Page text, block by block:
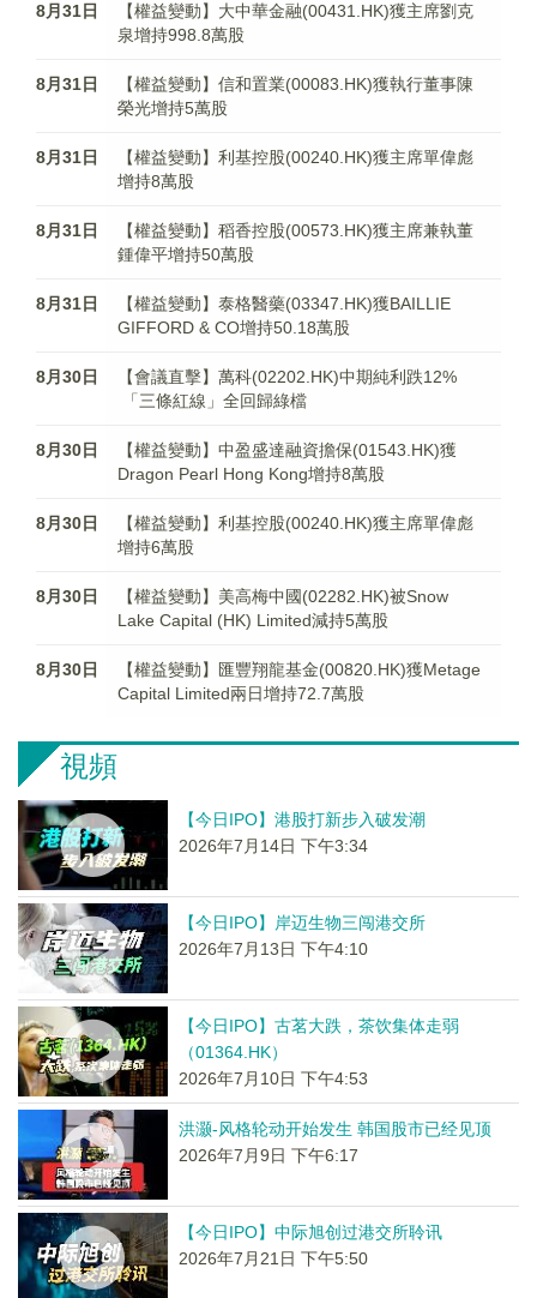
8月31日
【權益變動】大中華金融(00431.HK)獲主席劉克
泉增持998.8萬股
8月31日
【權益變動】信和置業(00083.HK)獲執行董事陳
榮光增持5萬股
8月31日
【權益變動】利基控股(00240.HK)獲主席單偉彪
增持8萬股
8月31日
【權益變動】稻香控股(00573.HK)獲主席兼執董
鍾偉平增持50萬股
8月31日
【權益變動】泰格醫藥(03347.HK)獲BAILLIE
GIFFORD & CO增持50.18萬股
8月30日
【會議直擊】萬科(02202.HK)中期純利跌12%
「三條紅線」全回歸綠檔
8月30日
【權益變動】中盈盛達融資擔保(01543.HK)獲
Dragon Pearl Hong Kong增持8萬股
8月30日
【權益變動】利基控股(00240.HK)獲主席單偉彪
增持6萬股
8月30日
【權益變動】美高梅中國(02282.HK)被Snow
Lake Capital (HK) Limited減持5萬股
8月30日
【權益變動】匯豐翔龍基金(00820.HK)獲Metage
Capital Limited兩日增持72.7萬股
視頻
【今日IPO】港股打新步入破发潮
2026年7月14日 下午3:34
【今日IPO】岸迈生物三闯港交所
2026年7月13日 下午4:10
【今日IPO】古茗大跌，茶饮集体走弱
（01364.HK）
2026年7月10日 下午4:53
洪灏-风格轮动开始发生 韩国股市已经见顶
2026年7月9日 下午6:17
【今日IPO】中际旭创过港交所聆讯
2026年7月21日 下午5:50